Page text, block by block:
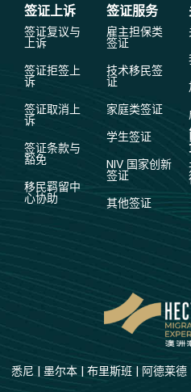
签证上诉
签证复议与
上诉
签证拒签上
诉
签证取消上
诉
签证条款与
豁免
移民羁留中
心协助
签证服务
雇主担保类
签证
技术移民签
证
家庭类签证
学生签证
NIV 国家创新
签证
其他签证
悉尼 | 墨尔本 | 布里斯班 | 阿德莱德